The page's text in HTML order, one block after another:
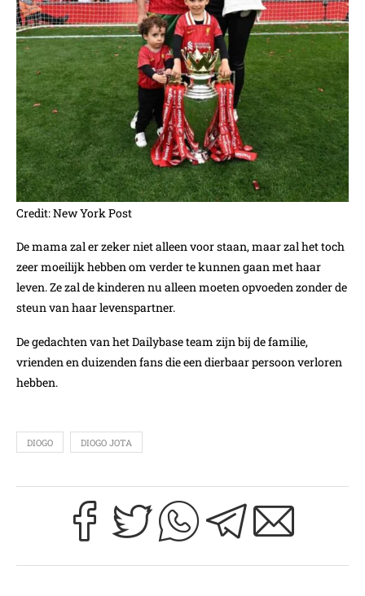
Credit: New York Post
De mama zal er zeker niet alleen voor staan, maar zal het toch
zeer moeilijk hebben om verder te kunnen gaan met haar
leven. Ze zal de kinderen nu alleen moeten opvoeden zonder de
steun van haar levenspartner.
De gedachten van het Dailybase team zijn bij de familie,
vrienden en duizenden fans die een dierbaar persoon verloren
hebben.
DIOGO DIOGO JOTA